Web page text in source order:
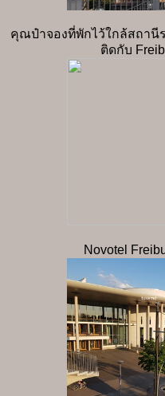
คุณป๋าจองที่พักไว้ใกล้สถานี
ติดกับ
Novotel